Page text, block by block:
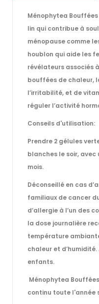
Ménophytea
lin qui contribue à
ménopause comme
houblon qui aide les
révélateurs associés
bouffées de chaleur,
l’irritabilité, et de
réguler l’activité
Conseils d'utilisation:
Prendre 2 gélules
blanches le soir, avec
mois.
Déconseillé en cas
familiaux de cancer
d’allergie à l’un des
la dose journalière
température
chaleur et
enfants.
Ménophytea
continu toute l'année